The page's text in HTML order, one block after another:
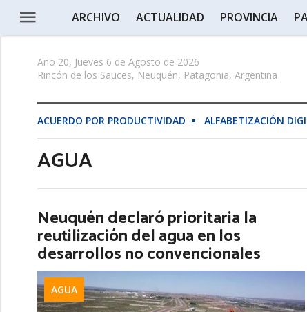
ARCHIVO ACTUALIDAD PROVINCIA
Año 20, Jueves 6 de Agosto de 2026
Rincón de los Sauces, Neuquén, Patagonia, Argentina
ACUERDO POR PRODUCTIVIDAD ALFABETIZACIÓN
AGUA
Neuquén declaró prioritaria la
reutilización del agua en los
desarrollos no convencionales
AGUA